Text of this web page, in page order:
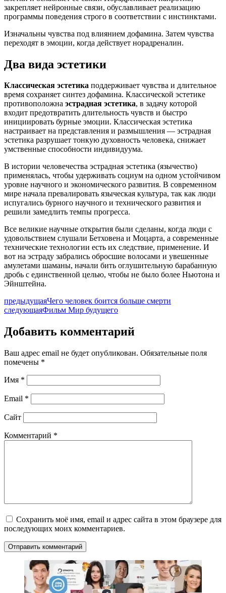
закрепляет нейронные связи, обуславливает реализацию
программы поведения строго в соответствии с инстинктами.
Изначальны чувства под влиянием дофамина. Затем чувства
переходят в эмоции, когда действует норадреналин.
Два вида эстетики
Классическая эстетика поддерживает чувства и длительное
время сохраняет синтез дофамина. Классической эстетике
противоположна эстрадная эстетика, в задачу которой
входит предотвратить длительность чувств и быстро
инициировать бурные эмоции. Классическая эстетика
настраивает на представления и размышления — эстрадная
эстетика разрушает тонкую духовность человека, снижает
умственные способности индивидуума.
В истории человечества эстрадная эстетика (язычество)
применялась, чтобы удерживать социум на одном устойчивом
уровне научного и экономического развития. В современном
мире начала превалировать языческая культура, так как люди
испугались бурного научного и технического развития и
решили замедлить темпы прогресса.
Все великие научные открытия были сделаны, когда люди с
удовольствием слушали Бетховена и Моцарта, а современные
технические технологии есть их следствие, применение. И
вот на эстраду забрались обросшие волосами и увешенные
амулетами шаманы, начали бить оглушительную барабанную
дробь с единственной целью, чтобы не было более Ньютона и
Эйнштейна.
предыдущаяЧего человек боится больше смерти
следующаяФильм Мир будущего
Добавить комментарий
Ваш адрес email не будет опубликован. Обязательные поля
помечены *
Имя *
Email *
Сайт
Комментарий *
Сохранить моё имя, email и адрес сайта в этом браузере для
последующих моих комментариев.